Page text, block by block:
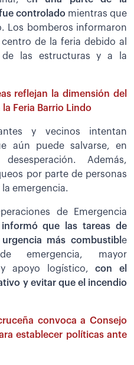
controladomientras que
Los bomberos informaron
de la feria debido al
las estructuras y a la
reflejan la dimensión del
Feria Barrio Lindo
y vecinos intentan
aún puede salvarse, en
Además,
por parte de personas
emergencia.
de Emergencia
que las tareas de
más combustibl e
emergencia, mayor
apoyo logístico, con el
y evitar que el incendio
convoca a Consejo
establecer políticas ante